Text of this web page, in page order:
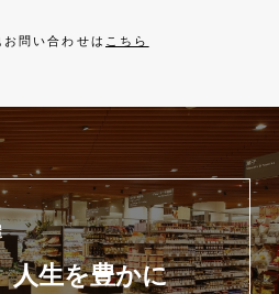
問い合わせは こちら
人生を豊かに